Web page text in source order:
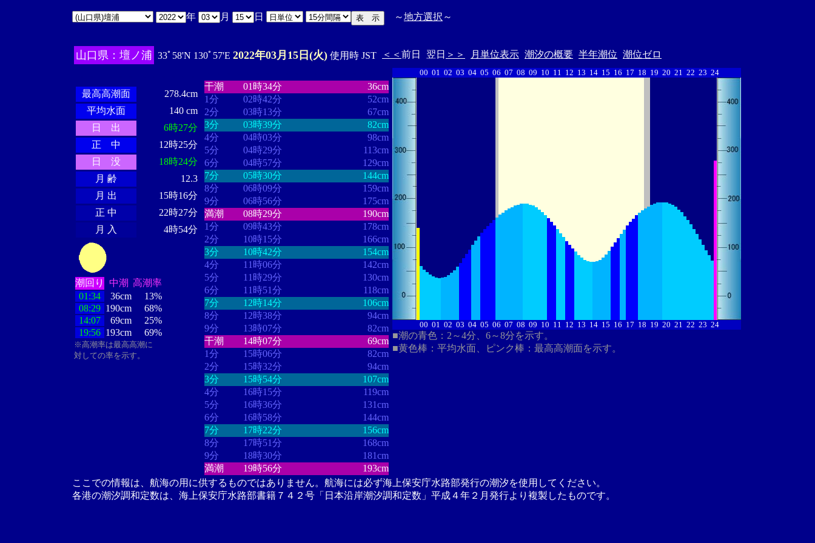
年 月 日 ～地方選択 ～
山口県：壇ノ浦 33ﾟ58'N 130ﾟ57'E 2022年03月15日(火) 使用時 JST ＜＜ 前日 翌日 ＞＞ 月単位表示 潮汐の概要 半年潮位 潮位ゼロ
最高高潮面
278.4cm
平均水面
140 cm
日 出
6時27分
正 中
12時25分
日 没
18時24分
月 齢
12.3
月 出
15時16分
正 中
22時27分
月 入
4時54分
潮回り 中潮 高潮率
01:34
36cm
13%
08:29 190cm
68%
14:07
69cm
25%
19:56 193cm 69%
※高潮率は最高高潮に
対しての率を示す。
干潮
01時34分
36cm
1分
02時42分
52cm
2分
03時13分
67cm
3分
03時39分
82cm
4分
04時03分
98cm
5分
04時29分
113cm
6分
04時57分
129cm
7分
05時30分
144cm
8分
06時09分
159cm
9分
06時56分
175cm
満潮
08時29分
190cm
1分
09時43分
178cm
2分
10時15分
166cm
3分
10時42分
154cm
4分
11時06分
142cm
5分
11時29分
130cm
6分
11時51分
118cm
7分
12時14分
106cm
8分
12時38分
94cm
9分
13時07分
82cm
干潮
14時07分
69cm
1分
15時06分
82cm
2分
15時32分
94cm
3分
15時54分
107cm
4分
16時15分
119cm
5分
16時36分
131cm
6分
16時58分
144cm
7分
17時22分
156cm
8分
17時51分
168cm
9分
18時30分
181cm
満潮
19時56分 193cm
00 01 02 03 04 05 06 07 08 09 10 11 12 13 14 15 16 17 18 19 20 21 22 23 24
00 01 02 03 04 05 06 07 08 09 10 11 12 13 14 15 16 17 18 19 20 21 22 23 24
■潮の青色：2～4分、6～8分を示す。
■黄色棒：平均水面、ピンク棒：最高高潮面を示す。
ここでの情報は、航海の用に供するものではありません。航海には必ず海上保安庁水路部発行の潮汐を使用してください。
各港の潮汐調和定数は、海上保安庁水路部書籍７４２号「日本沿岸潮汐調和定数」平成４年２月発行より複製したものです。